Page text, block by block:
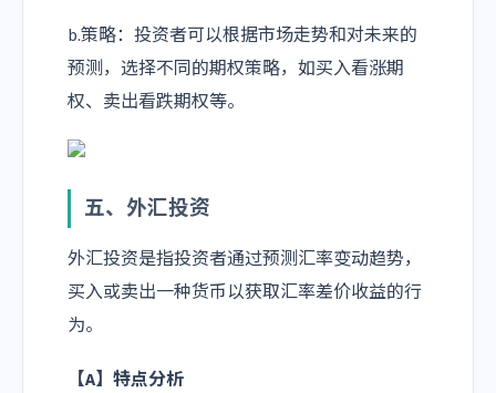
b.策略：投资者可以根据市场走势和对未来的
预测，选择不同的期权策略，如买入看涨期
权、卖出看跌期权等。
五、外汇投资
外汇投资是指投资者通过预测汇率变动趋势，
买入或卖出一种货币以获取汇率差价收益的行
为。
【A】特点分析